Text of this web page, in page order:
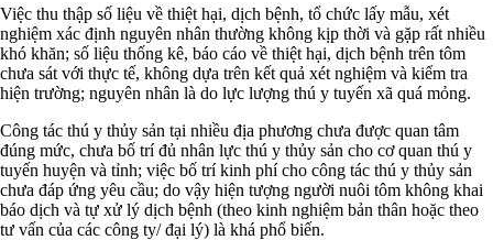
Việc thu thập số liệu về thiệt hại, dịch bệnh, tổ chức lấy mẫu, xét
nghiệm xác định nguyên nhân thường không kịp thời và gặp rất nhiều
khó khăn; số liệu thống kê, báo cáo về thiệt hại, dịch bệnh trên tôm
chưa sát với thực tế, không dựa trên kết quả xét nghiệm và kiểm tra
hiện trường; nguyên nhân là do lực lượng thú y tuyến xã quá mỏng.
Công tác thú y thủy sản tại nhiều địa phương chưa được quan tâm
đúng mức, chưa bố trí đủ nhân lực thú y thủy sản cho cơ quan thú y
tuyến huyện và tỉnh; việc bố trí kinh phí cho công tác thú y thủy sản
chưa đáp ứng yêu cầu; do vậy hiện tượng người nuôi tôm không khai
báo dịch và tự xử lý dịch bệnh (theo kinh nghiệm bản thân hoặc theo
tư vấn của các công ty/ đại lý) là khá phổ biến.